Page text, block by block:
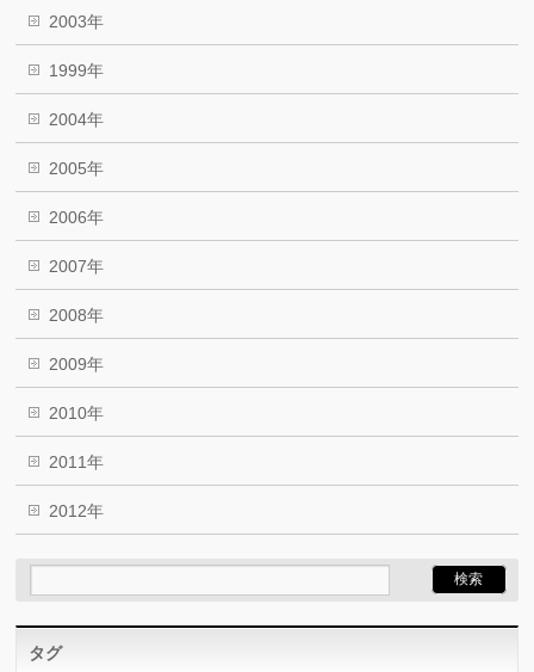
2003年
1999年
2004年
2005年
2006年
2007年
2008年
2009年
2010年
2011年
2012年
タグ